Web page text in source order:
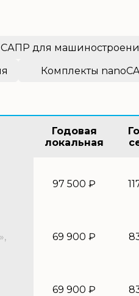
САПР для
Комплекты
Годовая
локальная
97 500 ₽
69 900 ₽
69 900 ₽